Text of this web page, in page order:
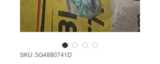
SKU: 5G4880741D